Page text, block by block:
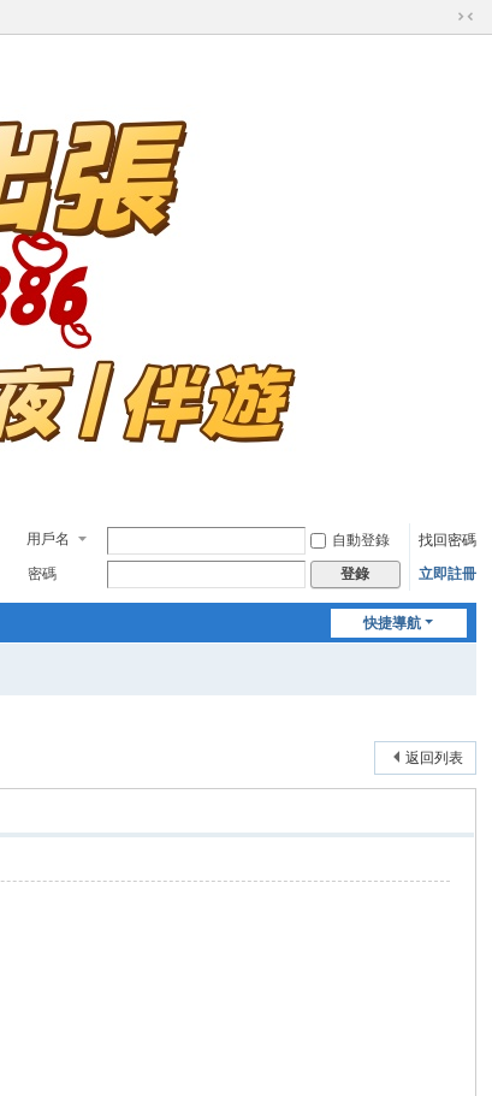
切
用戶名 自動登錄
找回密碼
密碼
登錄 立即註冊
快捷導航
返回列表